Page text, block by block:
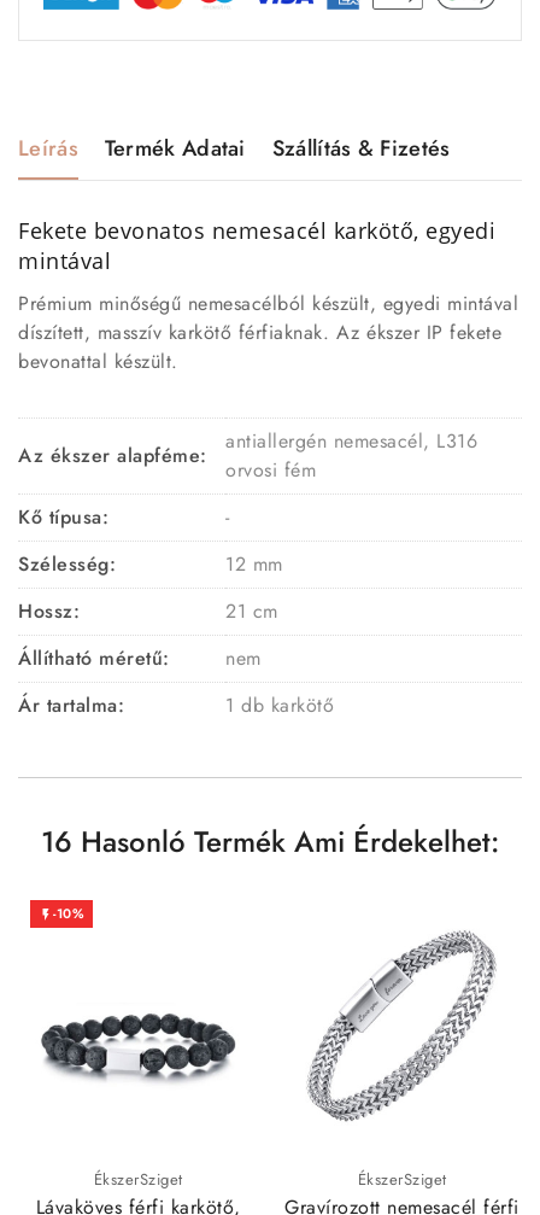
Leírás Termék Adatai Szállítás & Fizetés
Fekete bevonatos nemesacél karkötő, egyedi
mintával
Prémium minőségű nemesacélból készült, egyedi mintával
díszített, masszív karkötő férfiaknak. Az ékszer IP fekete
bevonattal készült.
Az ékszer alapféme:
antiallergén nemesacél, L316
orvosi fém
Kő típusa:
-
Szélesség:
12 mm
Hossz:
21 cm
Állítható méretű:
nem
Ár tartalma:
1 db karkötő
16 Hasonló Termék Ami Érdekelhet:
 -10%
ÉkszerSziget
Lávaköves férfi karkötő,
ÉkszerSziget
Gravírozott nemesacél férfi